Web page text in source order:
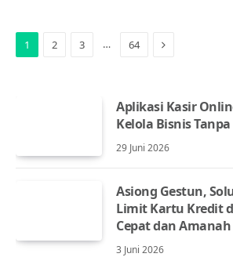
1 2 3 … 64 Next
Aplikasi Kasir
Kelola Bisnis
29 Juni 2026
Asiong Gestun,
Limit Kartu Kredit
Cepat dan Amanah
3 Juni 2026